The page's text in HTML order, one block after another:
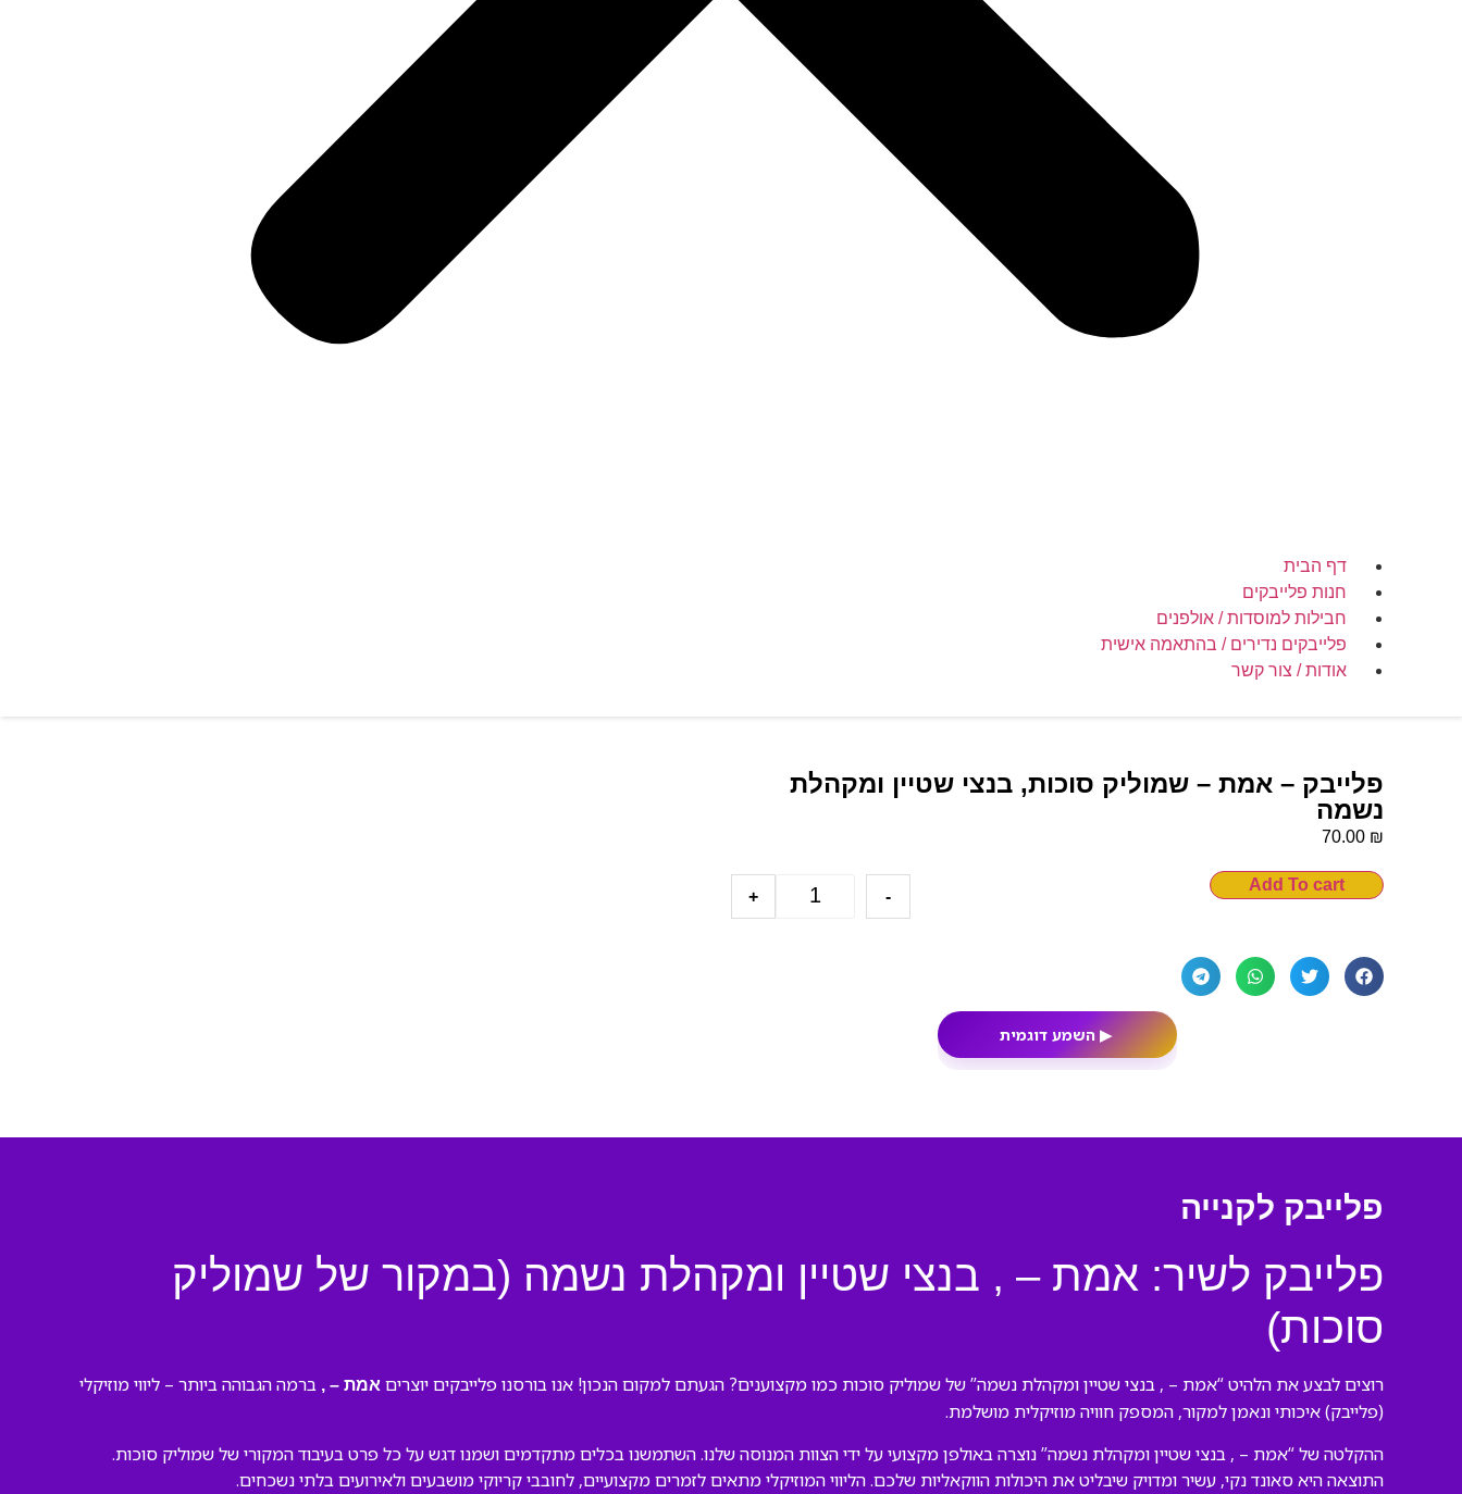
דף הבית
חנות פלייבקים
חבילות למוסדות / אולפנים
פלייבקים נדירים / בהתאמה אישית
אודות / צור קשר
פלייבק – אמת – שמוליק סוכות, בנצי שטיין ומקהלת
נשמה
70.00 ₪
-
+
Add To cart
▶ השמע דוגמית
פלייבק לקנייה
פלייבק לשיר: אמת – , בנצי שטיין ומקהלת נשמה (במקור של שמוליק
סוכות)
רוצים לבצע את הלהיט “אמת – , בנצי שטיין ומקהלת נשמה” של שמוליק סוכות כמו מקצוענים? הגעתם למקום הנכון! אנו בורסנו פלייבקים יוצרים אמת – , ברמה הגבוהה ביותר – ליווי מוזיקלי
(פלייבק) איכותי ונאמן למקור, המספק חוויה מוזיקלית מושלמת.
ההקלטה של “אמת – , בנצי שטיין ומקהלת נשמה” נוצרה באולפן מקצועי על ידי הצוות המנוסה שלנו. השתמשנו בכלים מתקדמים ושמנו דגש על כל פרט בעיבוד המקורי של שמוליק סוכות.
התוצאה היא סאונד נקי, עשיר ומדויק שיבליט את היכולות הווקאליות שלכם. הליווי המוזיקלי מתאים לזמרים מקצועיים, לחובבי קריוקי מושבעים ולאירועים בלתי נשכחים.